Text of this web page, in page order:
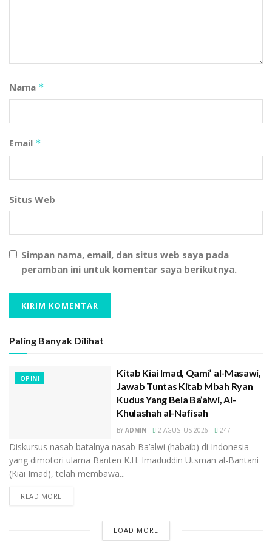
Nama *
Email *
Situs Web
Simpan nama, email, dan situs web saya pada
peramban ini untuk komentar saya berikutnya.
Paling Banyak Dilihat
OPINI
Kitab Kiai Imad, Qami’ al-Masawi,
Jawab Tuntas Kitab Mbah Ryan
Kudus Yang Bela Ba’alwi, Al-
Khulashah al-Nafisah
BY ADMIN 2 AGUSTUS 2026 247
Diskursus nasab batalnya nasab Ba’alwi (habaib) di Indonesia
yang dimotori ulama Banten K.H. Imaduddin Utsman al-Bantani
(Kiai Imad), telah membawa...
READ MORE
LOAD MORE